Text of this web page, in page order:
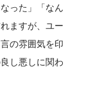
った」「なん
ますが、ユー
の雰囲気を印
し悪しに関わ